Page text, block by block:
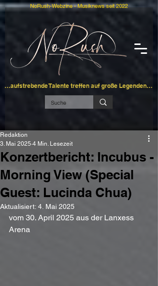
…aufstrebende Talente treffen auf große Legenden…
NoRush-Webzine - Musiknews seit 2022
Konzertbericht: Incubus -
Morning View (Special
Guest: Lucinda Chua)
Redaktion
3. Mai 2025 4 Min. Lesezeit
Aktualisiert: 4. Mai 2025
vom 30. April 2025 aus der Lanxess
Arena